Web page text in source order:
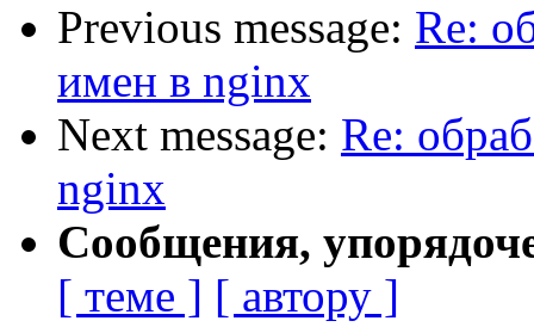
Previous message: Re:
имен в nginx
Next message: Re:
nginx
Сообщения,
[ теме ] [ автору ]